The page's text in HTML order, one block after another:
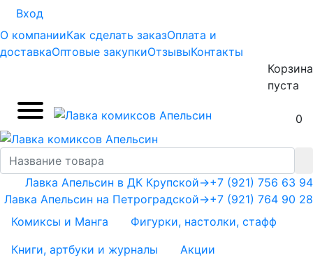
Вход
О компанииКак сделать заказОплата и
доставкаОптовые закупкиОтзывыКонтакты
Корзина
пуста
0
+7 (921) 756 63 94
+7 (921) 764 90 28
Лавка Апельсин в ДК Крупской→
Лавка Апельсин на Петроградской→
Комиксы и Манга
Фигурки, настолки, стафф
Книги, артбуки и журналы
Акции